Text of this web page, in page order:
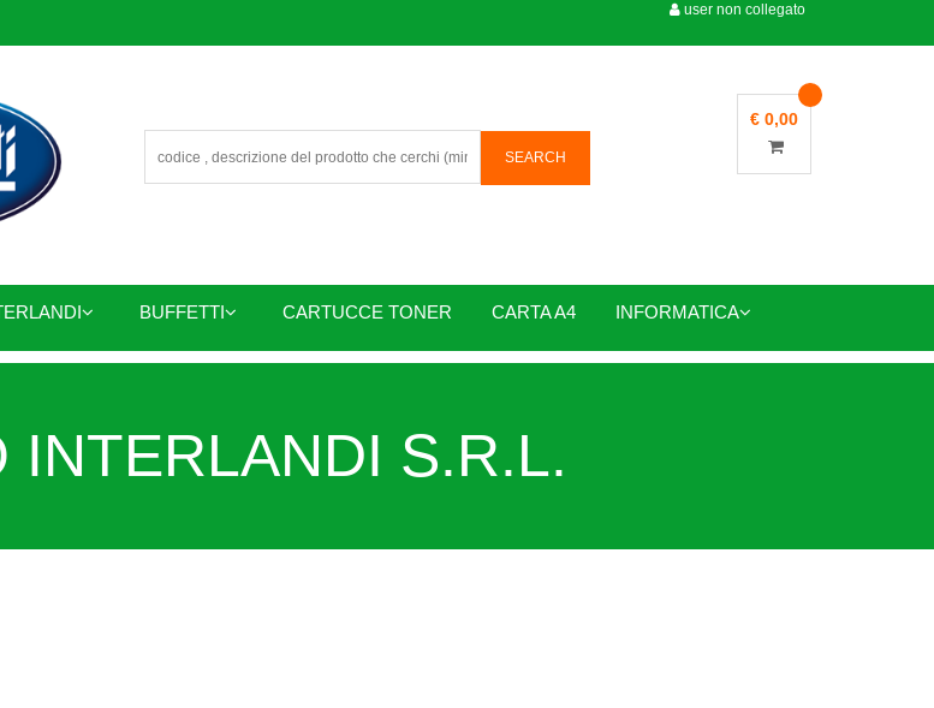
user non collegato
€ 0,00
BUFFETTI CARTUCCE TONER CARTA A4 INFORMATICA
INTERLANDI S.R.L.